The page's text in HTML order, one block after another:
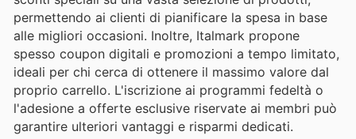
permettendo ai clienti di pianificare la spesa in base
alle migliori occasioni. Inoltre, Italmark propone
spesso coupon digitali e promozioni a tempo limitato,
ideali per chi cerca di ottenere il massimo valore dal
proprio carrello. L'iscrizione ai programmi fedeltà o
l'adesione a offerte esclusive riservate ai membri può
garantire ulteriori vantaggi e risparmi dedicati.